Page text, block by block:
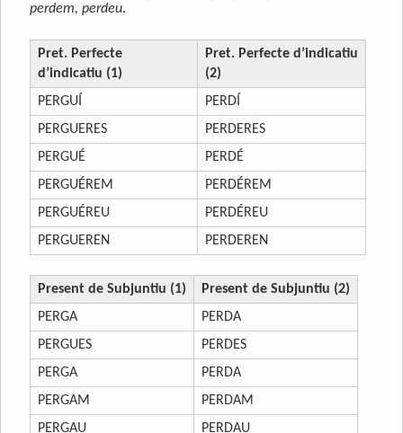
perdem, perdeu.
Pret. Perfecte
d’indicatiu (1)
Pret. Perfecte d’indicatiu
(2)
PERGUÍ
PERDÍ
PERGUERES
PERDERES
PERGUÉ
PERDÉ
PERGUÉREM
PERDÉREM
PERGUÉREU
PERDÉREU
PERGUEREN
PERDEREN
Present de Subjuntiu (1)
Present de Subjuntiu (2)
PERGA
PERDA
PERGUES
PERDES
PERGA
PERDA
PERGAM
PERDAM
PERGAU
PERDAU